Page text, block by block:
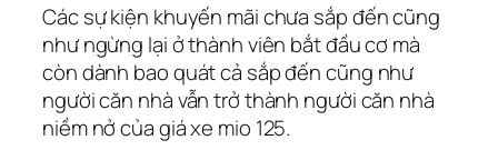
Các sự kiện khuyến mãi chưa sắp đến cũng
như ngừng lại ở thành viên bắt đầu cơ mà
còn dành bao quát cả sắp đến cũng như
người căn nhà vẫn trở thành người căn nhà
niềm nở của giá xe mio 125.